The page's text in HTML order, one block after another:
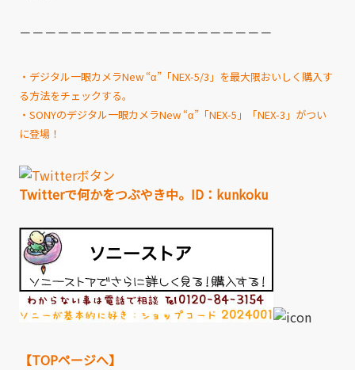
－－－－－－－－－－－－－－－－－－－－
・デジタル一眼カメラNew “α”「NEX-5/3」を最大限おいしく購入す
る方法をチェックする。
・SONYのデジタル一眼カメラNew “α”「NEX-5」「NEX-3」がつい
に登場！
Twitterで何かをつぶやき中。ID：kunkoku
【TOPページへ】